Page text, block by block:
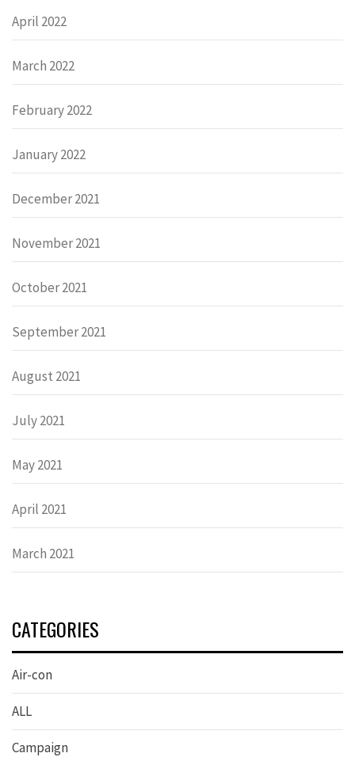
April 2022
March 2022
February 2022
January 2022
December 2021
November 2021
October 2021
September 2021
August 2021
July 2021
May 2021
April 2021
March 2021
CATEGORIES
Air-con
ALL
Campaign